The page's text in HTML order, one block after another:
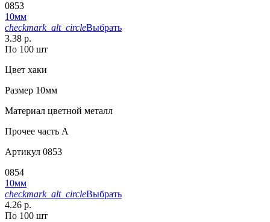
0853
10мм
checkmark_alt_circleВыбрать
3.38 р.
По 100 шт
Цвет хаки
Размер 10мм
Материал цветной металл
Прочее часть A
Артикул 0853
0854
10мм
checkmark_alt_circleВыбрать
4.26 р.
По 100 шт